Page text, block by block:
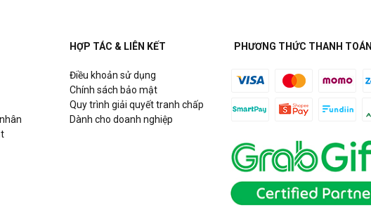
HỢP TÁC & LIÊN KẾT
Điều khoản sử dụng
Chính sách bảo mật
Quy trình giải quyết tranh chấp
Dành cho doanh nghiệp
PHƯƠNG THỨC THANH TOÁN